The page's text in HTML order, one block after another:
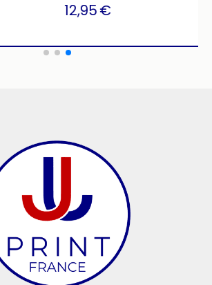
12,95€